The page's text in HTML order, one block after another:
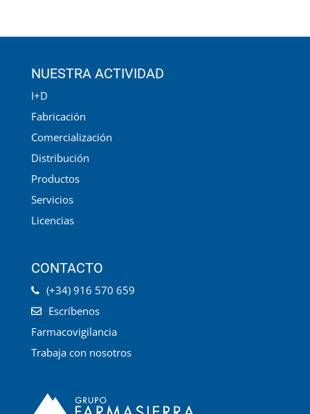
NUESTRA ACTIVIDAD
I+D
Fabricación
Comercialización
Distribución
Productos
Servicios
Licencias
CONTACTO
(+34) 916 570 659
Escríbenos
Farmacovigilancia
Trabaja con nosotros